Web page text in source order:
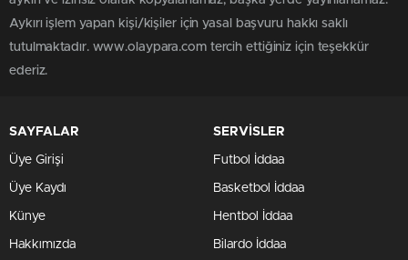
Aykırı işlem yapan kişi/kişiler için yasal başvuru hakkı saklı
tutulmaktadır. www.olaypara.com tercih ettiğiniz için teşekkür
ederiz.
SAYFALAR
Üye Girişi
Üye Kaydı
Künye
Hakkımızda
SERVİSLER
Futbol İddaa
Basketbol İddaa
Hentbol İddaa
Bilardo İddaa